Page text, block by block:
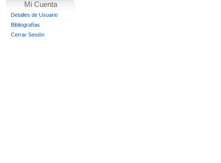
Mi Cuenta
Detalles de Usuario
Bibliografías
Cerrar Sesión